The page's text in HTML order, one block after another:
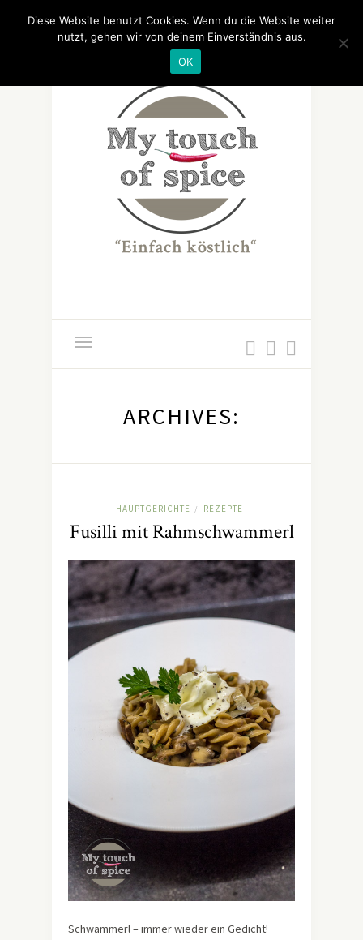
ARCHIVES:
HAUPTGERICHTE / REZEPTE
Fusilli mit Rahmschwammerl
Schwammerl – immer wieder ein Gedicht!
Diese Website benutzt Cookies. Wenn du die Website weiter
nutzt, gehen wir von deinem Einverständnis aus.
OK